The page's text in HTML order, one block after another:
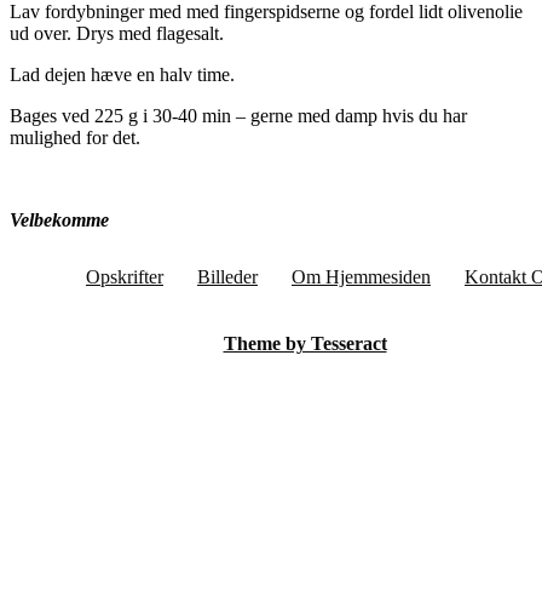
Lav fordybninger med med fingerspidserne og fordel lidt olivenolie
ud over. Drys med flagesalt.
Lad dejen hæve en halv time.
Bages ved 225 g i 30-40 min – gerne med damp hvis du har
mulighed for det.
Velbekomme
Opskrifter Billeder Om Hjemmesiden Kontakt
Theme by Tesseract